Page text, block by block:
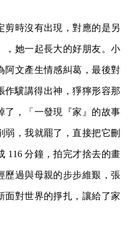
剪時沒有出現，對應的是另
，她一起長大的好朋友。小
阿文產生情感糾葛，最後對
驥講得出神，猙獰形容那
了，「一發現『家』的故事
，我就罷了，直接把它刪
116 分鐘，拍完才捨去的畫
歷過與母親的步步維艱，張
面對世界的掙扎，讓給了家